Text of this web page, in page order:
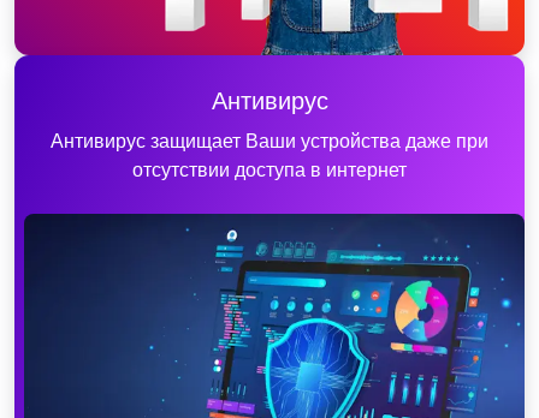
Антивирус
Антивирус защищает Ваши устройства даже при
отсутствии доступа в интернет